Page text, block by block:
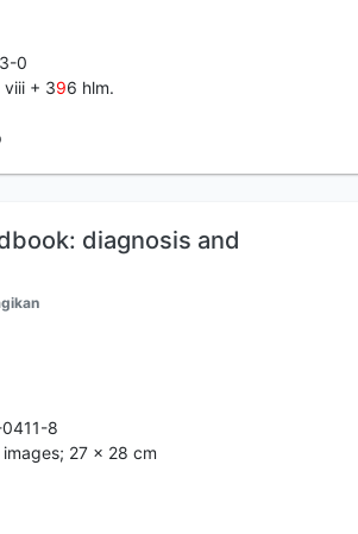
0
viii + 396 hlm.
diagnosis and
8
27 x 28 cm